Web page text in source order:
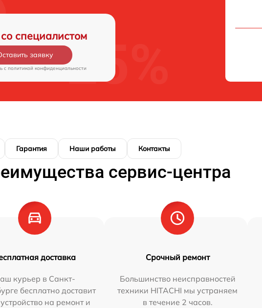
специалистом
заявку
c политикой конфиденциальности
Гарантия Наши работы Контакты
сервис-центра
доставка
курьер в Санкт-
бесплатно доставит
на ремонт и
Срочный ремонт
Большинство неисправностей
техники HITACHI мы устраняем
в течение 2 часов.